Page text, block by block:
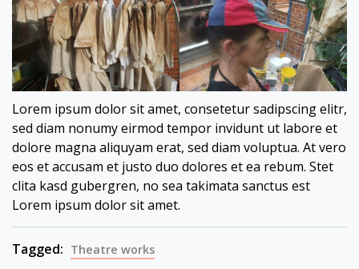
Lorem ipsum dolor sit amet, consetetur sadipscing elitr,
sed diam nonumy eirmod tempor invidunt ut labore et
dolore magna aliquyam erat, sed diam voluptua. At vero
eos et accusam et justo duo dolores et ea rebum. Stet
clita kasd gubergren, no sea takimata sanctus est
Lorem ipsum dolor sit amet.
Tagged: Theatre works